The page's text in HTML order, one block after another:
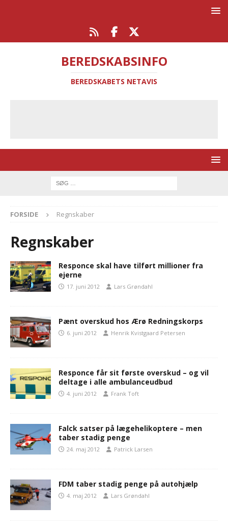
BEREDSKABSINFO
BEREDSKABETS NETAVIS
FORSIDE Regnskaber
Regnskaber
Responce skal have tilført millioner fra
ejerne
17. juni 2012 Lars Grøndahl
Pænt overskud hos Ærø Redningskorps
6. juni 2012 Henrik Kvistgaard Petersen
Responce får sit første overskud – og vil
deltage i alle ambulanceudbud
4. juni 2012 Frank Toft
Falck satser på lægehelikoptere – men
taber stadig penge
24. maj 2012 Patrick Larsen
FDM taber stadig penge på autohjælp
4. maj 2012 Lars Grøndahl